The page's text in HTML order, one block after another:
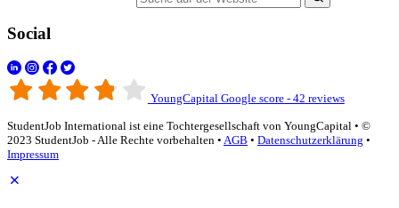
Social
YoungCapital Google score - 42 reviews
StudentJob International ist eine Tochtergesellschaft von YoungCapital • ©
2023 StudentJob - Alle Rechte vorbehalten • AGB • Datenschutzerklärung •
Impressum